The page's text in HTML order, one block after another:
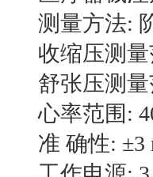
测量方法:
收缩压测
舒张压测量
心率范围:
准 确性: ±3